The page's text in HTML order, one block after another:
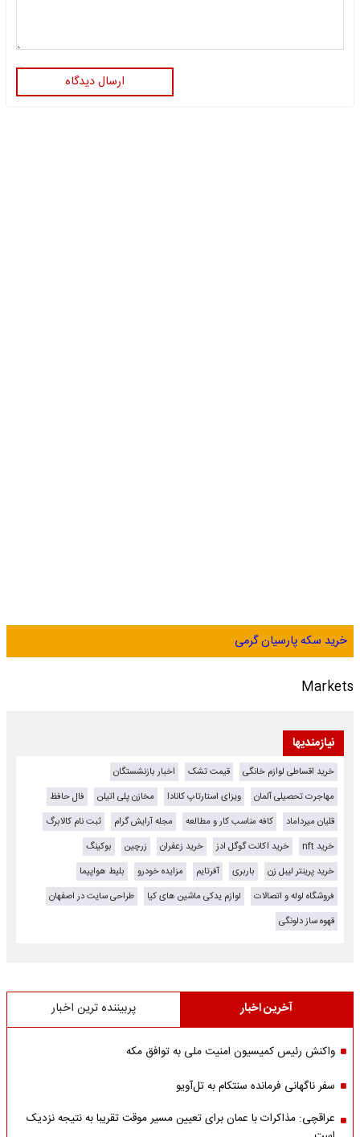
ارسال دیدگاه
خرید سکه پارسیان گرمی
Markets
نیازمندیها
خرید اقساطی لوازم خانگی قیمت تشک
اخبار بازنشستگان
مهاجرت تحصیلی آلمان
ویزای استارتاپ کانادا مخازن پلی اتیلن
فال حافظ
قلیان میرداماد
کافه مناسب کار و مطالعه مجله آرایش گرام
ثبت نام کالابرگ
خرید nft
خرید اکانت گوگل ادز خرید زعفران زرچین
بوکینگ
خرید پرینتر لیبل زن
باربری آفرتایم مزایده خودرو
بلیط هواپیما
فروشگاه لوله و اتصالات
لوازم یدکی ماشین های کیا
طراحی سایت در اصفهان
قهوه ساز دلونگی
آخرین اخبار پربیننده ترین اخبار
واکنش رئیس کمیسیون امنیت ملی به توافق مکه
سفر ناگهانی فرمانده سنتکام به تل‌آویو
عراقچی: مذاکرات با عمان برای تعیین مسیر موقت تقریبا به نتیجه نزدیک